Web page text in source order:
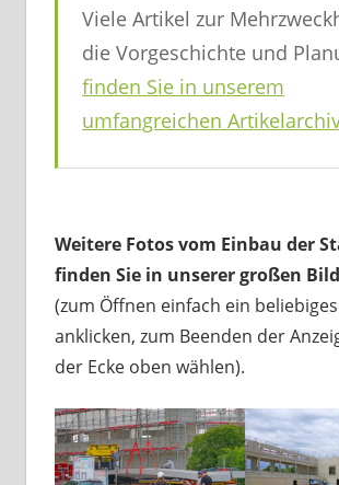
Viele Artikel zur
die Vorgeschichte und
finden Sie in unserem
umfangreichen
Weitere Fotos vom Einbau der
finden Sie in unserer großen
(zum Öffnen einfach ein
anklicken, zum Beenden der
der Ecke oben wählen).